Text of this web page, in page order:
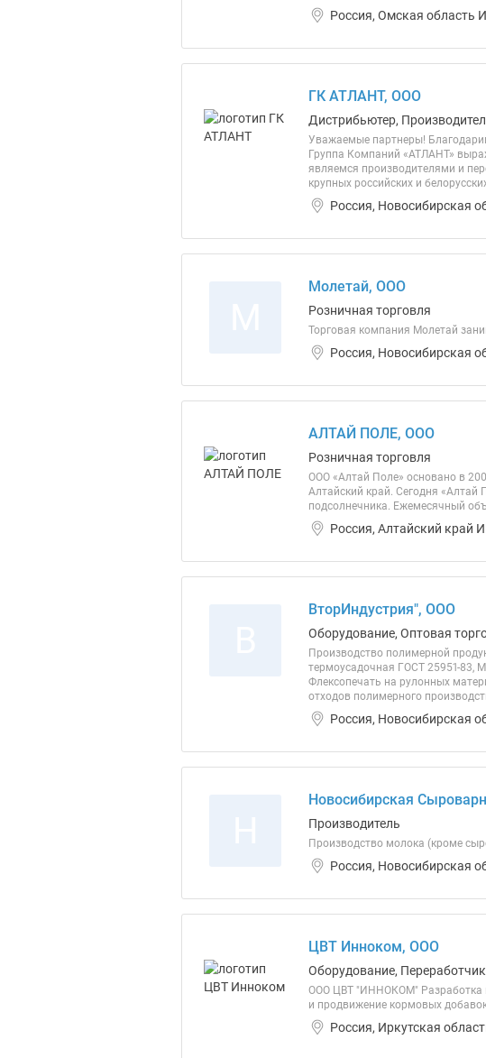
Россия, Омская область
ГК АТЛАНТ, ООО
Дистрибьютер,
Уважаемые партнеры!
Группа Компаний «АТЛАНТ»
являемся производителями и
крупных российских и
Россия, Новосибирская
Молетай, ООО
Розничная торговля
Торговая компания Молетай
Россия, Новосибирская
АЛТАЙ ПОЛЕ, ООО
Розничная торговля
ООО «Алтай Поле» основано в
Алтайский край. Сегодня «Алтай
подсолнечника. Ежемесячный
Россия, Алтайский край
ВторИндустрия", ООО
Оборудование, Оптовая
Производство полимерной
термоусадочная ГОСТ 25951-83,
Флексопечать на рулонных
отходов полимерного
Россия, Новосибирская
Новосибирская
Производитель
Производство молока (кроме
Россия, Новосибирская
ЦВТ Инноком, ООО
Оборудование,
ООО ЦВТ "ИННОКОМ" Разработка и
и продвижение кормовых
Россия, Иркутская